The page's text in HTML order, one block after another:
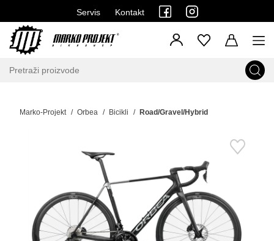
Servis Kontakt
Marko-Projekt Orbea Bicikli Road/Gravel/Hybrid